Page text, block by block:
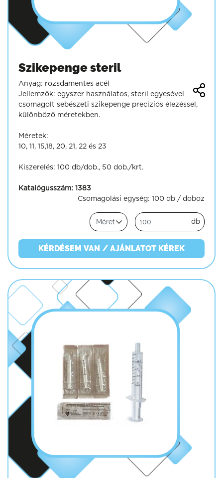
Szikepenge steril
Anyag: rozsdamentes acél
Jellemzők: egyszer használatos, steril egyesével
csomagolt sebészeti szikepenge precíziós élezéssel,
különböző méretekben.
Méretek:
10, 11, 15,18, 20, 21, 22 és 23
Kiszerelés: 100 db/dob., 50 dob./krt.
Katalógusszám: 1383
Csomagolási egység: 100 db / doboz
db
KÉRDÉSEM VAN / AJÁNLATOT KÉREK